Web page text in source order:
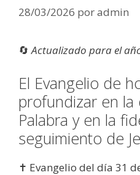
28/03/2026 poradmin
🔄Actualizado para el
El Evangelio de
profundizar en la
Palabra y en la
seguimiento de
✝️ Evangelio del día 31